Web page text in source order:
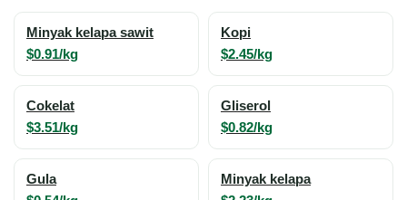
Minyak kelapa sawit
$0.91/kg
Kopi
$2.45/kg
Cokelat
$3.51/kg
Gliserol
$0.82/kg
Gula Minyak kelapa